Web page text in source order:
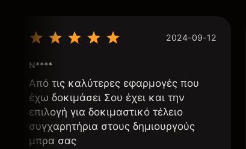
2024-09-12
N****
Από τις καλύτερες εφαρμογές που
έχω δοκιμάσει Σου έχει και την
επιλογή για δοκιμαστικό τέλειο
συγχαρητήρια στους δημιουργούς
μπρα σας